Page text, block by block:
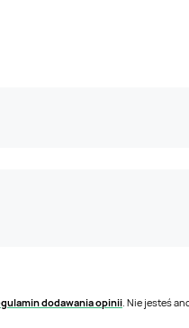
dodawania opinii . Nie jesteś